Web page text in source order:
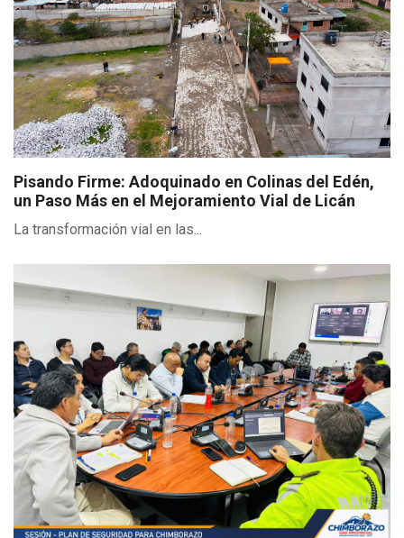
Pisando Firme: Adoquinado en Colinas del Edén,
un Paso Más en el Mejoramiento Vial de Licán
La transformación vial en las...